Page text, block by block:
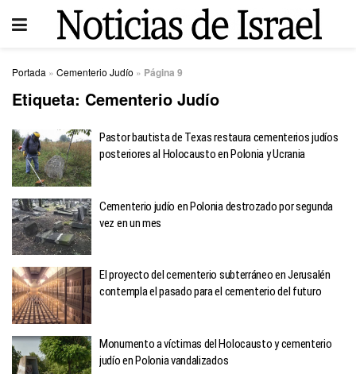
Portada » Cementerio Judío » Página 9
Etiqueta: Cementerio Judío
Pastor bautista de Texas restaura cementerios judíos
posteriores al Holocausto en Polonia y Ucrania
Cementerio judío en Polonia destrozado por segunda
vez en un mes
El proyecto del cementerio subterráneo en Jerusalén
contempla el pasado para el cementerio del futuro
Monumento a víctimas del Holocausto y cementerio
judío en Polonia vandalizados